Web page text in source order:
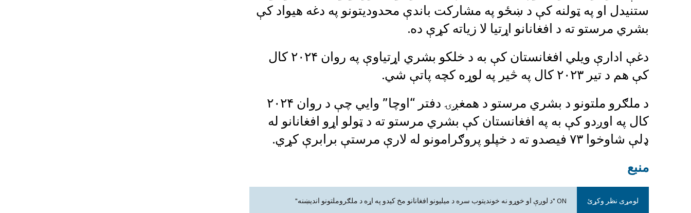
ستنیدل او په ټولنه کې د ښځو په مشارکت باندې محدودیتونو په دغه هیواد کې
بشري مرستو ته د افغانانو اړتیا لا زیاته کړې ده.
دغې ادارې ویلي افغانستان کې به د خلکو بشري اړتیاوې په روان ۲۰۲۴ کال
کې هم د تیر ۲۰۲۳ کال په څیر په لوړه کچه پاتې شي.
د ملګرو ملتونو د بشري مرستو د همغږۍ دفتر “اوچا” وايي چې د روان ۲۰۲۴
کال په اوږدو کې به په افغانستان کې بشري مرستو ته د ټولو اړو افغانانو له
ډلې شاوخوا ۷۳ فیصدو ته د خپلو پروګرامونو له لارې مرستې برابرې کړي.
منبع
لومړی نظر وکړئ ON "د لوږې او خوړو نه خوندیتوب سره د میلیونو افغانانو مخ کیدو په اړه د ملګروملتونو اندیښنه"